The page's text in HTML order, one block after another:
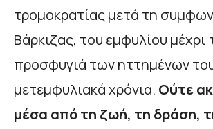
τρομοκρατίας μετά τη
Βάρκιζας, του εμφυλίου μέχρι
προσφυγιά των ηττημένων
μετεμφυλιακά χρόνια. Ούτε
μέσα από τη ζωή, τη δράση,